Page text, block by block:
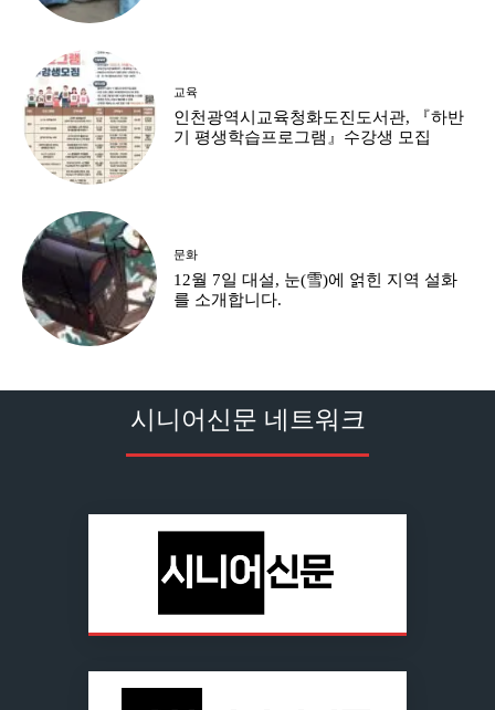
교육
인천광역시교육청화도진도서관, 『하반
기 평생학습프로그램』수강생 모집
문화
12월 7일 대설, 눈(雪)에 얽힌 지역 설화
를 소개합니다.
시니어신문 네트워크